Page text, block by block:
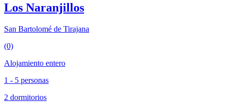
Los Naranjillos
San Bartolomé de Tirajana
(0)
Alojamiento entero
1 - 5 personas
2 dormitorios